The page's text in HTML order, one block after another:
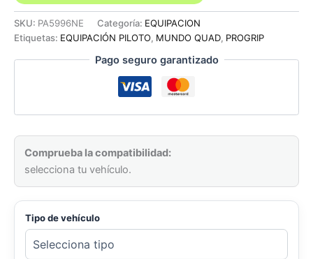
(adulto)
negro
cantidad
SKU: PA5996NE Categoría: EQUIPACION
Etiquetas: EQUIPACIÓN PILOTO, MUNDO QUAD, PROGRIP
Pago seguro garantizado
Comprueba la compatibilidad:
selecciona tu vehículo.
Tipo de vehículo